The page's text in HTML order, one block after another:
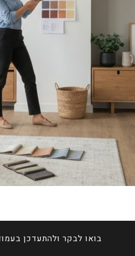
בואו לבקר ולהתעדכן